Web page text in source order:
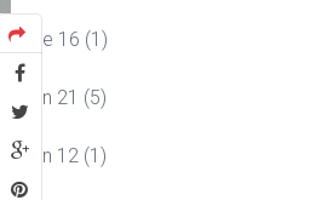
Ene 16 (1)
Jun 21 (5)
Jun 12(1)